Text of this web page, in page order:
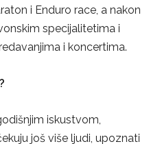
i Enduro race, a nakon
specijalitetima i
i koncertima.
iskustvom,
još više ljudi, upoznati